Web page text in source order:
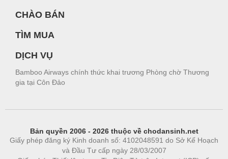
CHÀO BÁN
TÌM MUA
DỊCH VỤ
Bamboo Airways chính thức khai trương Phòng chờ Thương
gia tại Côn Đảo
Bản quyền 2006 - 2026 thuộc về chodansinh.net
Giấy phép đăng ký Kinh doanh số: 4102048591 do Sở Kế Hoạch
và Đầu Tư cấp ngày 28/03/2007